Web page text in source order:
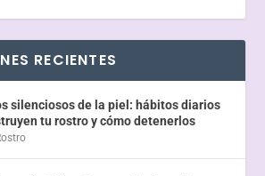
RECIENTES
silenciosos de la piel: hábitos diarios
tu rostro y cómo detenerlos